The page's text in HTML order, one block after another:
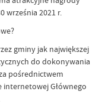
września 2021 r.
gminy jak największej
do dokonywania
pośrednictwem
Głównego